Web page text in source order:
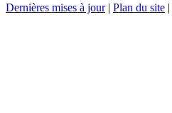
Dernières mises à jour| Plan du site |